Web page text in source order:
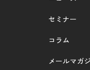
セミナー
コラム
メールマガ